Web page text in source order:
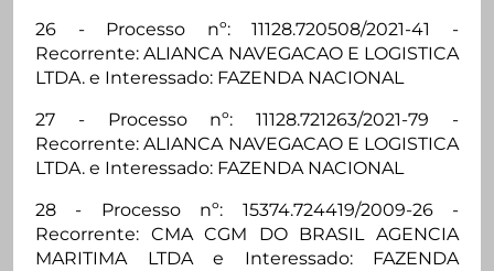
26 - Processo nº: 11128.720508/2021-41 -
Recorrente: ALIANCA NAVEGACAO E LOGISTICA
LTDA. e Interessado: FAZENDA NACIONAL
27 - Processo nº: 11128.721263/2021-79 -
Recorrente: ALIANCA NAVEGACAO E LOGISTICA
LTDA. e Interessado: FAZENDA NACIONAL
28 - Processo nº: 15374.724419/2009-26 -
Recorrente: CMA CGM DO BRASIL AGENCIA
MARITIMA LTDA e Interessado: FAZENDA